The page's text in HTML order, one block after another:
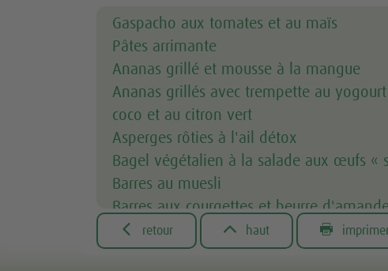
Gaspacho aux tomates et au maïs
Pâtes arrimante
Ananas grillé et mousse à la mangue
Ananas grillés avec trempette au
coco et au citron vert
Asperges rôties à l'ail détox
Bagel végétalien à la salade aux œufs «
Barres au muesli
Barres aux courgettes et beurre
Barres tendres maison choco-banane
Bavette avec sauce aux champignons
 retour  haut 